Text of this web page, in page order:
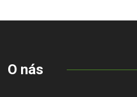
O nás